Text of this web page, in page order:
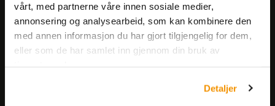
vårt, med partnerne våre innen sosiale medier,
annonsering og analysearbeid, som kan kombinere den
med annen informasjon du har gjort tilgjengelig for dem,
eller som de har samlet inn gjennom din bruk av
Detaljer